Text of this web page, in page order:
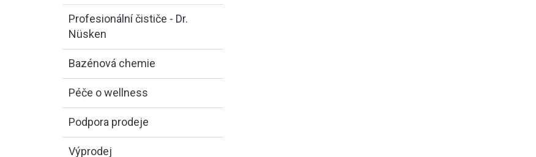
Profesionální čističe - Dr.
Nüsken
Bazénová chemie
Péče o wellness
Podpora prodeje
Výprodej